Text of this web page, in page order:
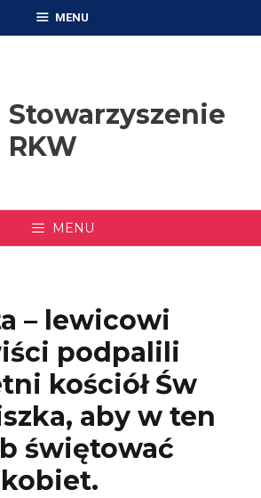
MENU
Stowarzyszenie
RKW
MENU
– lewicowi
podpalili
kościół Św
aby w ten
świętować